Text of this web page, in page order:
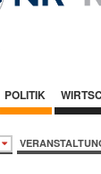
POLITIK